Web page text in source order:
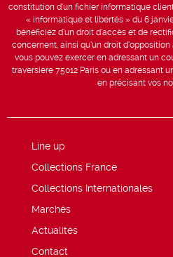
constitution d’un fichier informatique
« informatique et libertés » du 6
bénéficiez d’un droit d’accès et de
concernent, ainsi qu’un droit
vous pouvez exercer en adressant un
traversière 75012 Paris ou en adressant
en précisant vos
Line up
Collections France
Collections Internationales
Marchés
Actualités
Contact